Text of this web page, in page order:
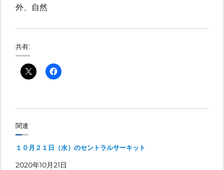
共有:
関連
１０月２１日（水）のセントラルサーキット
2020年10月21日